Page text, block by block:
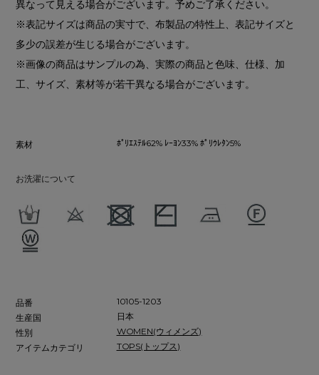
異なって見える場合がございます。予めご了承ください。
※表記サイズは商品の実寸で、布製品の特性上、表記サイズと
多少の誤差が生じる場合がございます。
※画像の商品はサンプルの為、実際の商品と色味、仕様、加
工、サイズ、素材等が若干異なる場合がございます。
素材 ﾎﾟﾘｴｽﾃﾙ62% ﾚｰﾖﾝ33% ﾎﾟﾘｳﾚﾀﾝ5%
お洗濯について
品番
10105-1203
生産国
日本
性別
WOMEN(ウィメンズ)
アイテムカテゴリ
TOPS(トップス)